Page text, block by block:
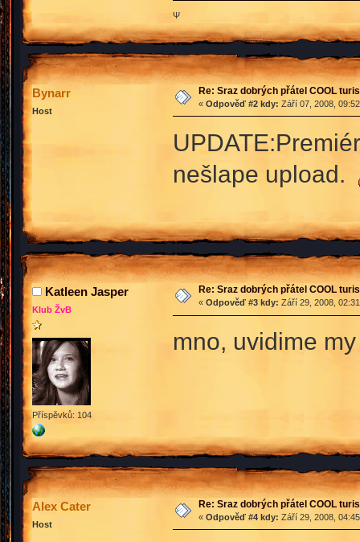
Ψ
Bynarr
Host
Re: Sraz dobrých přátel COOL
« Odpověď #2 kdy: Září 07, 2008,
nešlape upload.
Katleen Jasper
Klub ŽvB
Příspěvků: 104
Re: Sraz dobrých přátel COOL
« Odpověď #3 kdy: Září 29, 2008,
mno, uvidime
Alex Cater
Host
Re: Sraz dobrých přátel COOL
« Odpověď #4 kdy: Září 29, 2008,